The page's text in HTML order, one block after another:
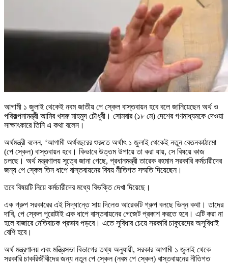
আগামী ১ জুলাই থেকেই নবম জাতীয় পে স্কেল বাস্তবায়ন হবে বলে জানিয়েছেন অর্থ ও
পরিকল্পনামন্ত্রী আমির খসরু মাহমুদ চৌধুরী। সোমবার (১৮ মে) দেশের গণমাধ্যমকে দেওয়া
সাক্ষাৎকারে তিনি এ কথা বলেন।
অর্থমন্ত্রী বলেন, ‘আগামী অর্থবছরের শুরুতে অর্থাৎ ১ জুলাই থেকেই নতুন বেতনকাঠামো
(পে স্কেল) বাস্তবায়ন হবে। কিভাবে উত্তম উপায়ে তা করা যায়, সে বিষয়ে কাজ
চলছে। অর্থ মন্ত্রণালয় সূত্রে জানা গেছে, প্রধানমন্ত্রী তারেক রহমান সরকারি কর্মচারীদের
জন্য পে স্কেল তিন ধাপে বাস্তবায়নের বিষয় নীতিগত সম্মতি দিয়েছেন।
তবে বিষয়টি নিয়ে কর্মচারীদের মধ্যে বিভক্তি দেখা দিয়েছে।
এক গ্রুপ সরকারের এই সিদ্ধান্তে সায় দিলেও আরেকটি গ্রুপ বলছে ভিন্ন কথা। তাদের
দাবি, পে স্কেল পুরোটাই এক ধাপে বাস্তবায়নের গেজেট প্রকাশ করতে হবে। এটি করা না
হলে বাজারে নেতিবাচক প্রভাব পড়বে। এতে সুবিধার চেয়ে সরকারি চাকুরেদের অসুবিধাই
বেশি হবে।
অর্থ মন্ত্রণালয় এবং মন্ত্রিসভা বিভাগের তথ্য অনুযায়ী, সরকার আগামী ১ জুলাই থেকে
সরকারি চাকরিজীবীদের জন্য নতুন পে স্কেল (নবম পে স্কেল) বাস্তবায়নের নীতিগত